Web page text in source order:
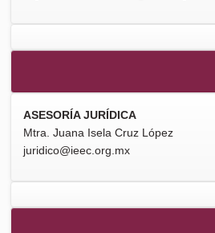
ASESORÍA JURÍDICA
Mtra. Juana Isela Cruz López
juridico@ieec.org.mx